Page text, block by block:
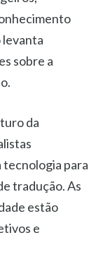
levanta
sobre a
da
tecnologia para
tradução. As
estão
e